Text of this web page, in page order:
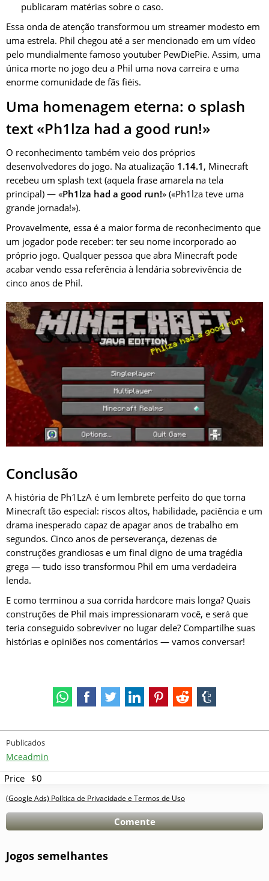
publicaram matérias sobre o caso.
Essa onda de atenção transformou um streamer modesto em
uma estrela. Phil chegou até a ser mencionado em um vídeo
pelo mundialmente famoso youtuber PewDiePie. Assim, uma
única morte no jogo deu a Phil uma nova carreira e uma
enorme comunidade de fãs fiéis.
Uma homenagem eterna: o splash
text «Ph1lza had a good run!»
O reconhecimento também veio dos próprios
desenvolvedores do jogo. Na atualização 1.14.1 , Minecraft
recebeu um splash text (aquela frase amarela na tela
principal) — «Ph1lza had a good run!» («Ph1lza teve uma
grande jornada!»).
Provavelmente, essa é a maior forma de reconhecimento que
um jogador pode receber: ter seu nome incorporado ao
próprio jogo. Qualquer pessoa que abra Minecraft pode
acabar vendo essa referência à lendária sobrevivência de
cinco anos de Phil.
Conclusão
A história de Ph1LzA é um lembrete perfeito do que torna
Minecraft tão especial: riscos altos, habilidade, paciência e um
drama inesperado capaz de apagar anos de trabalho em
segundos. Cinco anos de perseverança, dezenas de
construções grandiosas e um final digno de uma tragédia
grega — tudo isso transformou Phil em uma verdadeira
lenda.
E como terminou a sua corrida hardcore mais longa? Quais
construções de Phil mais impressionaram você, e será que
teria conseguido sobreviver no lugar dele? Compartilhe suas
histórias e opiniões nos comentários — vamos conversar!
Publicados
Mceadmin
Price $0
(Google Ads) Política de Privacidade e Termos de Uso
Comente
Jogos semelhantes